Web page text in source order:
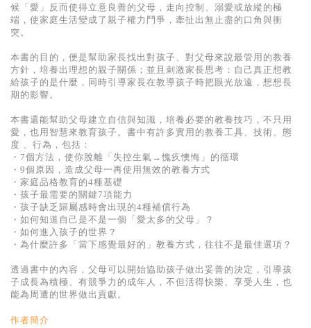
英文二手書
電子書
基道 Top 50
候「愛」反而使得立意良善的父母，走向控制、溺愛或放縱的極
端，使家庭生活變成了親子權力鬥爭，牽扯出無止盡的口角與衝
突。
本書的目的，便是幫助家長找出對孩子、對父母來說最管用的教養
方針，培養出理想的親子關係；並且刺激家長思考：自己真正想教
給孩子的是什麼，同時引導家長在教導孩子時把眼光放遠，想想長
期的影響。
本書還能幫助父母建立自信與知識，培養必要的教養技巧，不只用
愛，也用智慧來教育孩子。書中有許多實用的教養工具、技術、態
度 、行為，包括：
・7個方法，使你脫離「失控生氣→愧疚懊悔」的循環
・9個原因，造成父母一再使用無效的教養方式
・家庭品格教育的4種基礎
・孩子最需要的關鍵7項能力
・孩子缺乏歸屬感時會出現的4種補償行為
・如何知道自己是不是一個「愛太多的父母」？
・如何進入孩子的世界？
・為什麼許多「當下感覺最好的」教養方式，往往不是最佳選項？
透過書中的內容，父母可以開始協助孩子做出妥善的決定，引導孩
子成長為積極、有競爭力的成年人，不但活得快樂、享受人生，也
能為周遭的世界做出貢獻。
作者簡介